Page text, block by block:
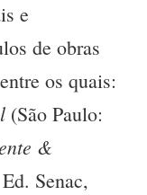
e
de obras
os quais:
(São Paulo:
&
Senac,